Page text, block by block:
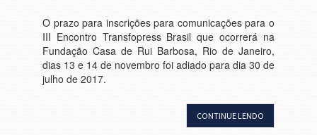
O prazo para inscrições para comunicações para o
III Encontro Transfopress Brasil que ocorrerá na
Fundação Casa de Rui Barbosa, Rio de Janeiro,
dias 13 e 14 de novembro foi adiado para dia 30 de
julho de 2017.
CONTINUE LENDO